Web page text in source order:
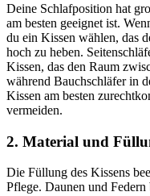
Deine Schlafposition hat
am besten geeignet ist.
du ein Kissen wählen, das
hoch zu heben.
Kissen, das den Raum
während Bauchschläfer in
Kissen am besten
vermeiden.
2. Material und
Die Füllung des Kissens
Pflege. Daunen und